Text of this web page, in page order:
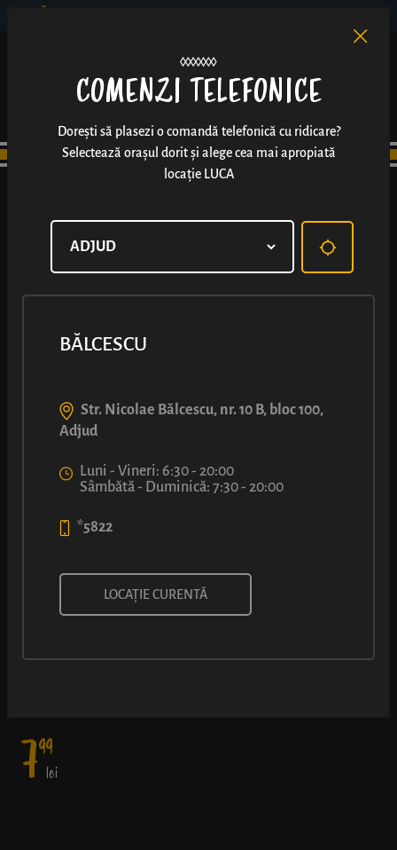
SALEURI CU UNT ȘI CU
PARMEZAN D.O.P
799
lei
COMENZI TELEFONICE
Dorești să plasezi o comandă telefonică cu ridicare?
Selectează orașul dorit și alege cea mai apropiată
locație LUCA
BĂLCESCU
Str. Nicolae Bălcescu, nr. 10 B, bloc 100,
Adjud
Luni - Vineri: 6:30 - 20:00
Sâmbătă - Duminică: 7:30 - 20:00
*5822
LOCAȚIE CURENTĂ